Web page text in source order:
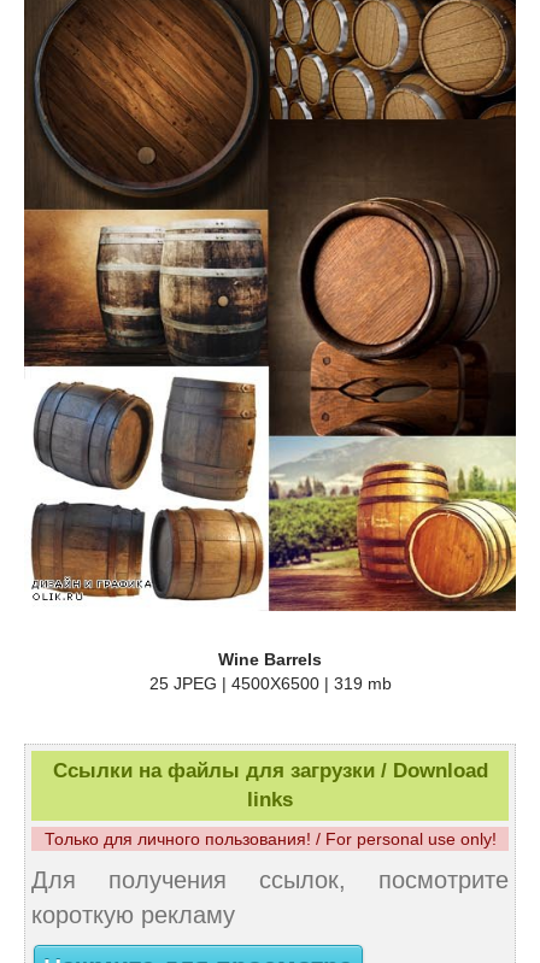
Wine Barrels
25 JPEG | 4500X6500 | 319 mb
Ссылки на файлы для загрузки / Download
links
Только для личного пользования! / For personal use only!
Для получения ссылок, посмотрите
короткую рекламу